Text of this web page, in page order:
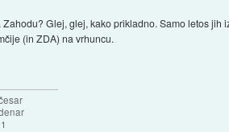
Glej, glej, kako prikladno. Samo letos jih
(in ZDA) na vrhuncu.